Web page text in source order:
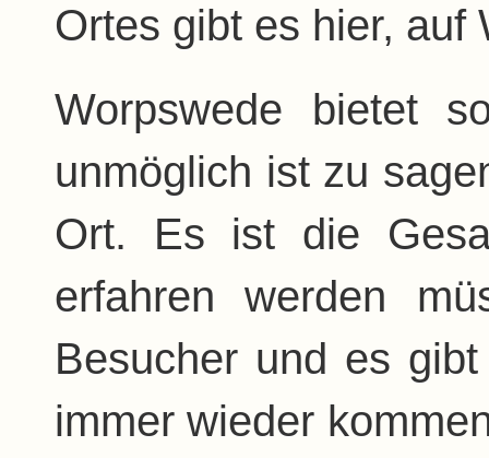
Ortes gibt es hier, auf
Worpswede bietet
unmöglich ist zu
Ort. Es ist die
erfahren werden
Besucher und es
immer wieder